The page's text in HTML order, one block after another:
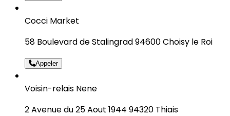
Cocci Market
58 Boulevard de Stalingrad 94600 Choisy le Roi
Appeler
Voisin-relais Nene
2 Avenue du 25 Aout 1944 94320 Thiais